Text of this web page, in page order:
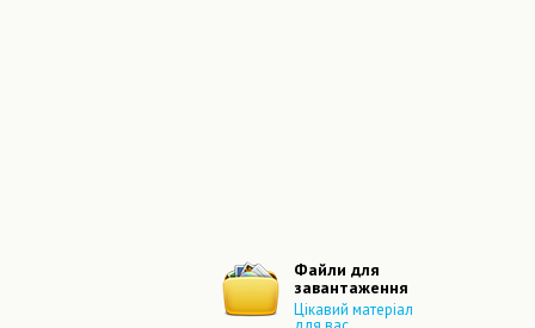
Файли для
завантаження
Цікавий матеріал